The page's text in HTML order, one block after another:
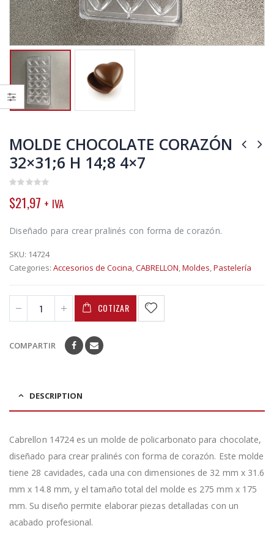
MOLDE CHOCOLATE CORAZÓN
32×31;6 H 14;8 4×7
out
of
$21,97 + IVA
Diseñado para crear pralinés con forma de corazón.
SKU: 14724
Categories: Accesorios de Cocina,CABRELLON,Moldes,Pastelería
COTIZAR
COMPARTIR
DESCRIPTION
Cabrellon 14724 es un molde de policarbonato para chocolate,
diseñado para crear pralinés con forma de corazón. Este molde
tiene 28 cavidades, cada una con dimensiones de 32 mm x 31.6
mm x 14.8 mm, y el tamaño total del molde es 275 mm x 175
mm. Su diseño permite elaborar piezas detalladas con un
acabado profesional.